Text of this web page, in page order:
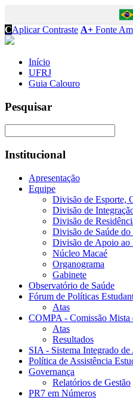
CAplicar Contraste A+ Fonte
Início
UFRJ
Guia Calouro
Pesquisar
Institucional
Apresentação
Equipe
Divisão de Esporte,
Divisão de
Divisão de
Divisão de Saúde
Divisão de Apoio
Núcleo Macaé
Organograma
Gabinete
Observatório de Saúde
Fórum de Políticas
Atas
COMPA - Comissão Mista
Atas
Resultados
SIA - Sistema Integrado
Política de Assistência
Governança
Relatórios de Gestão
PR7 em Números